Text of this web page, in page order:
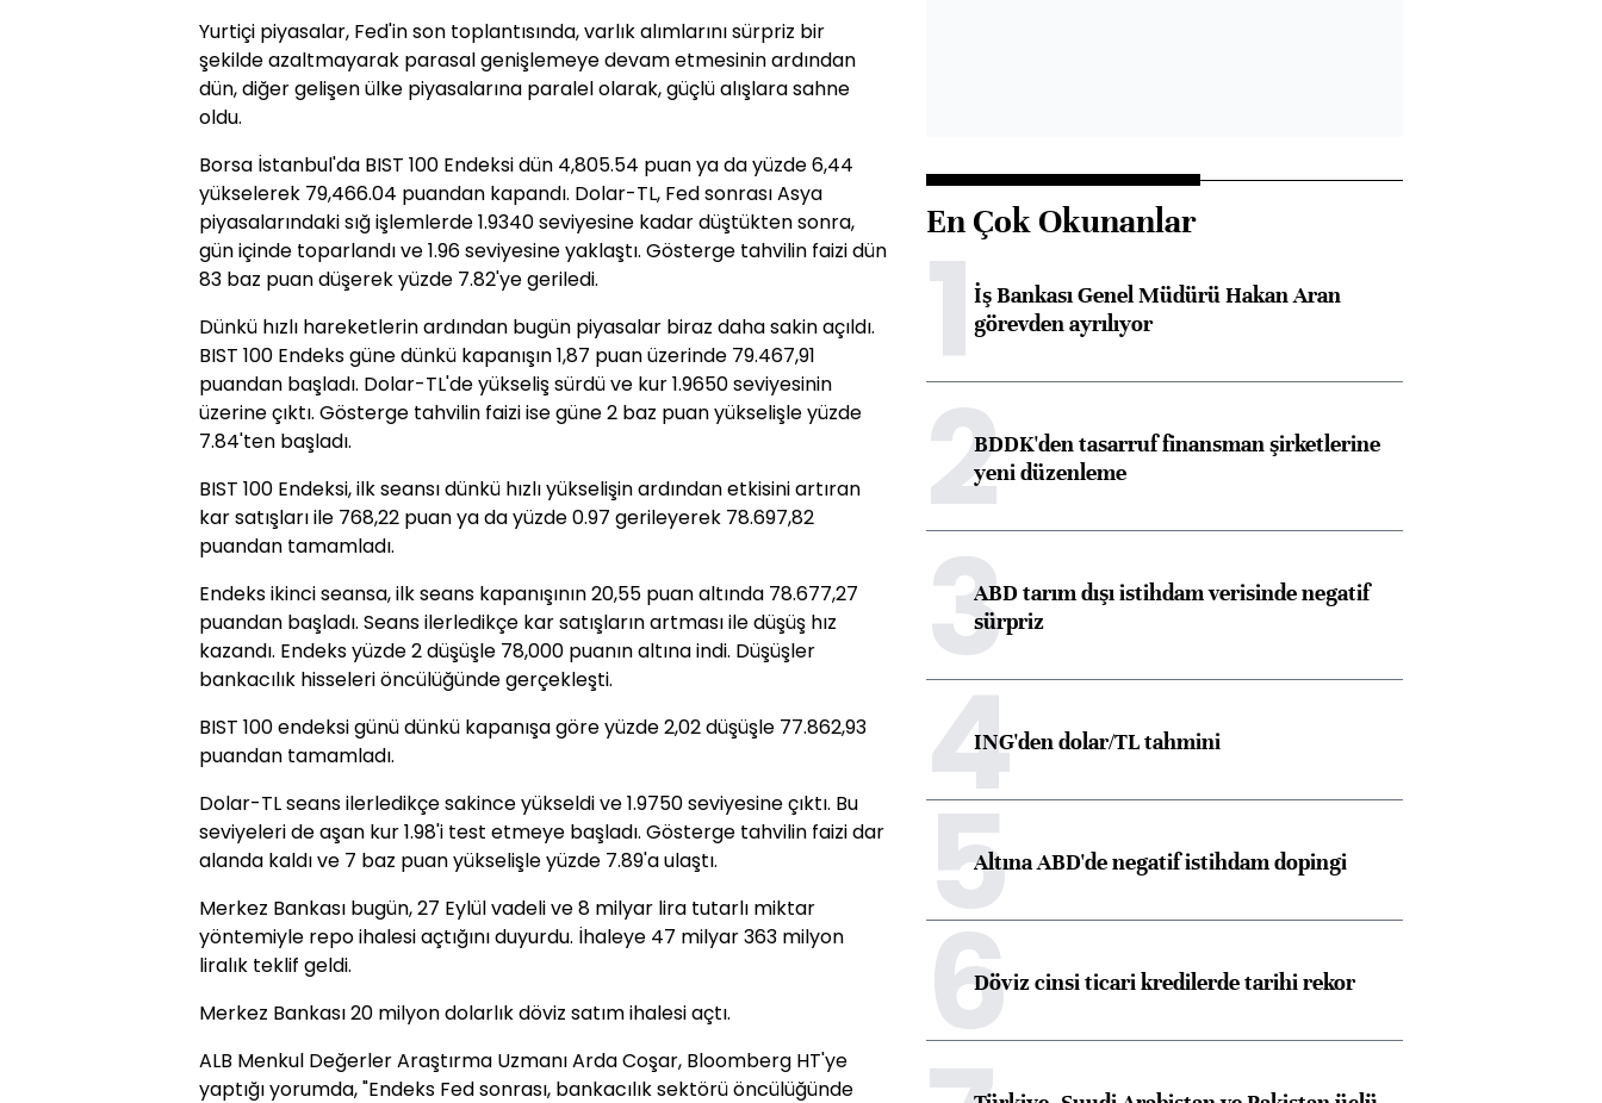
Yurtiçi piyasalar, Fed'in son toplantısında, varlık alımlarını sürpriz bir
şekilde azaltmayarak parasal genişlemeye devam etmesinin ardından
dün, diğer gelişen ülke piyasalarına paralel olarak, güçlü alışlara sahne
oldu.
Borsa İstanbul'da BIST 100 Endeksi dün 4,805.54 puan ya da yüzde 6,44
yükselerek 79,466.04 puandan kapandı. Dolar-TL, Fed sonrası Asya
piyasalarındaki sığ işlemlerde 1.9340 seviyesine kadar düştükten sonra,
gün içinde toparlandı ve 1.96 seviyesine yaklaştı. Gösterge tahvilin faizi dün
83 baz puan düşerek yüzde 7.82'ye geriledi.
Dünkü hızlı hareketlerin ardından bugün piyasalar biraz daha sakin açıldı.
BIST 100 Endeks güne dünkü kapanışın 1,87 puan üzerinde 79.467,91
puandan başladı. Dolar-TL'de yükseliş sürdü ve kur 1.9650 seviyesinin
üzerine çıktı. Gösterge tahvilin faizi ise güne 2 baz puan yükselişle yüzde
7.84'ten başladı.
BIST 100 Endeksi, ilk seansı dünkü hızlı yükselişin ardından etkisini artıran
kar satışları ile 768,22 puan ya da yüzde 0.97 gerileyerek 78.697,82
puandan tamamladı.
Endeks ikinci seansa, ilk seans kapanışının 20,55 puan altında 78.677,27
puandan başladı. Seans ilerledikçe kar satışların artması ile düşüş hız
kazandı. Endeks yüzde 2 düşüşle 78,000 puanın altına indi. Düşüşler
bankacılık hisseleri öncülüğünde gerçekleşti.
BIST 100 endeksi günü dünkü kapanışa göre yüzde 2,02 düşüşle 77.862,93
puandan tamamladı.
Dolar-TL seans ilerledikçe sakince yükseldi ve 1.9750 seviyesine çıktı. Bu
seviyeleri de aşan kur 1.98'i test etmeye başladı. Gösterge tahvilin faizi dar
alanda kaldı ve 7 baz puan yükselişle yüzde 7.89'a ulaştı.
Merkez Bankası bugün, 27 Eylül vadeli ve 8 milyar lira tutarlı miktar
yöntemiyle repo ihalesi açtığını duyurdu. İhaleye 47 milyar 363 milyon
liralık teklif geldi.
Merkez Bankası 20 milyon dolarlık döviz satım ihalesi açtı.
ALB Menkul Değerler Araştırma Uzmanı Arda Coşar, Bloomberg HT'ye
yaptığı yorumda, "Endeks Fed sonrası, bankacılık sektörü öncülüğünde
En Çok Okunanlar
1İş Bankası Genel Müdürü Hakan Aran
görevden ayrılıyor
2BDDK'den tasarruf finansman şirketlerine
yeni düzenleme
3ABD tarım dışı istihdam verisinde negatif
sürpriz
4ING'den dolar/TL tahmini
5Altına ABD'de negatif istihdam dopingi
6Döviz cinsi ticari kredilerde tarihi rekor